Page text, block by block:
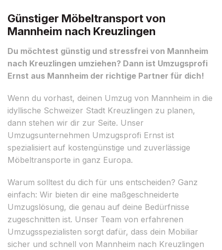
Günstiger Möbeltransport von
Mannheim nach Kreuzlingen
Du möchtest günstig und stressfrei von Mannheim
nach Kreuzlingen umziehen? Dann ist Umzugsprofi
Ernst aus Mannheim der richtige Partner für dich!
Wenn du vorhast, deinen Umzug von Mannheim in die
idyllische Schweizer Stadt Kreuzlingen zu planen,
dann stehen wir dir zur Seite. Unser
Umzugsunternehmen Umzugsprofi Ernst ist
spezialisiert auf kostengünstige und zuverlässige
Möbeltransporte in ganz Europa.
Warum solltest du dich für uns entscheiden? Ganz
einfach: Wir bieten dir eine maßgeschneiderte
Umzugslösung, die genau auf deine Bedürfnisse
zugeschnitten ist. Unser Team von erfahrenen
Umzugsspezialisten sorgt dafür, dass dein Mobiliar
sicher und schnell von Mannheim nach Kreuzlingen